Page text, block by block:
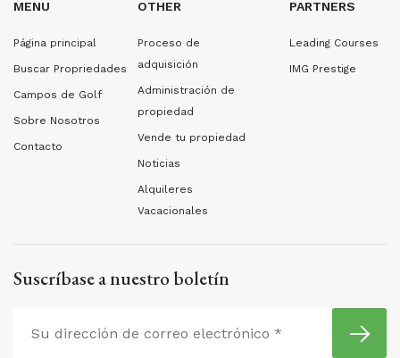
MENU
Página principal
Buscar Propriedades
Campos de Golf
Sobre Nosotros
Contacto
OTHER
Proceso de
adquisición
Administración de
propiedad
Vende tu propiedad
Noticias
Alquileres
Vacacionales
PARTNERS
Leading Courses
IMG Prestige
Suscríbase a nuestro boletín